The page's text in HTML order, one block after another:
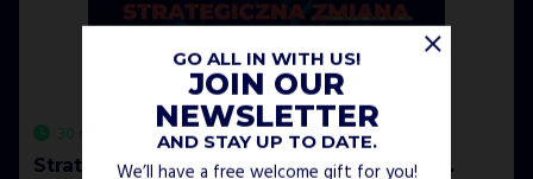
30 maj 2023
Strategiczna zmiana w All in! Games S.A.
GO ALL IN WITH US!
JOIN OUR
NEWSLETTER
AND STAY UP TO DATE.
We’ll have a free welcome gift for you!